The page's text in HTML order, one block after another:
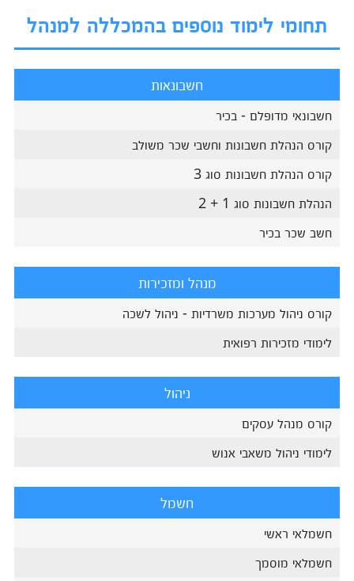
תחומי לימוד נוספים בהמכללה למנהל
חשבונאות
חשבונאי מדופלם - בכיר
קורס הנהלת חשבונות וחשבי שכר משולב
קורס הנהלת חשבונות סוג 3
הנהלת חשבונות סוג 1 + 2
חשב שכר בכיר
מנהל ומזכירות
קורס ניהול מערכות משרדיות - ניהול לשכה
לימודי מזכירות רפואית
ניהול
קורס מנהל עסקים
לימודי ניהול משאבי אנוש
חשמל
חשמלאי ראשי
חשמלאי מוסמך